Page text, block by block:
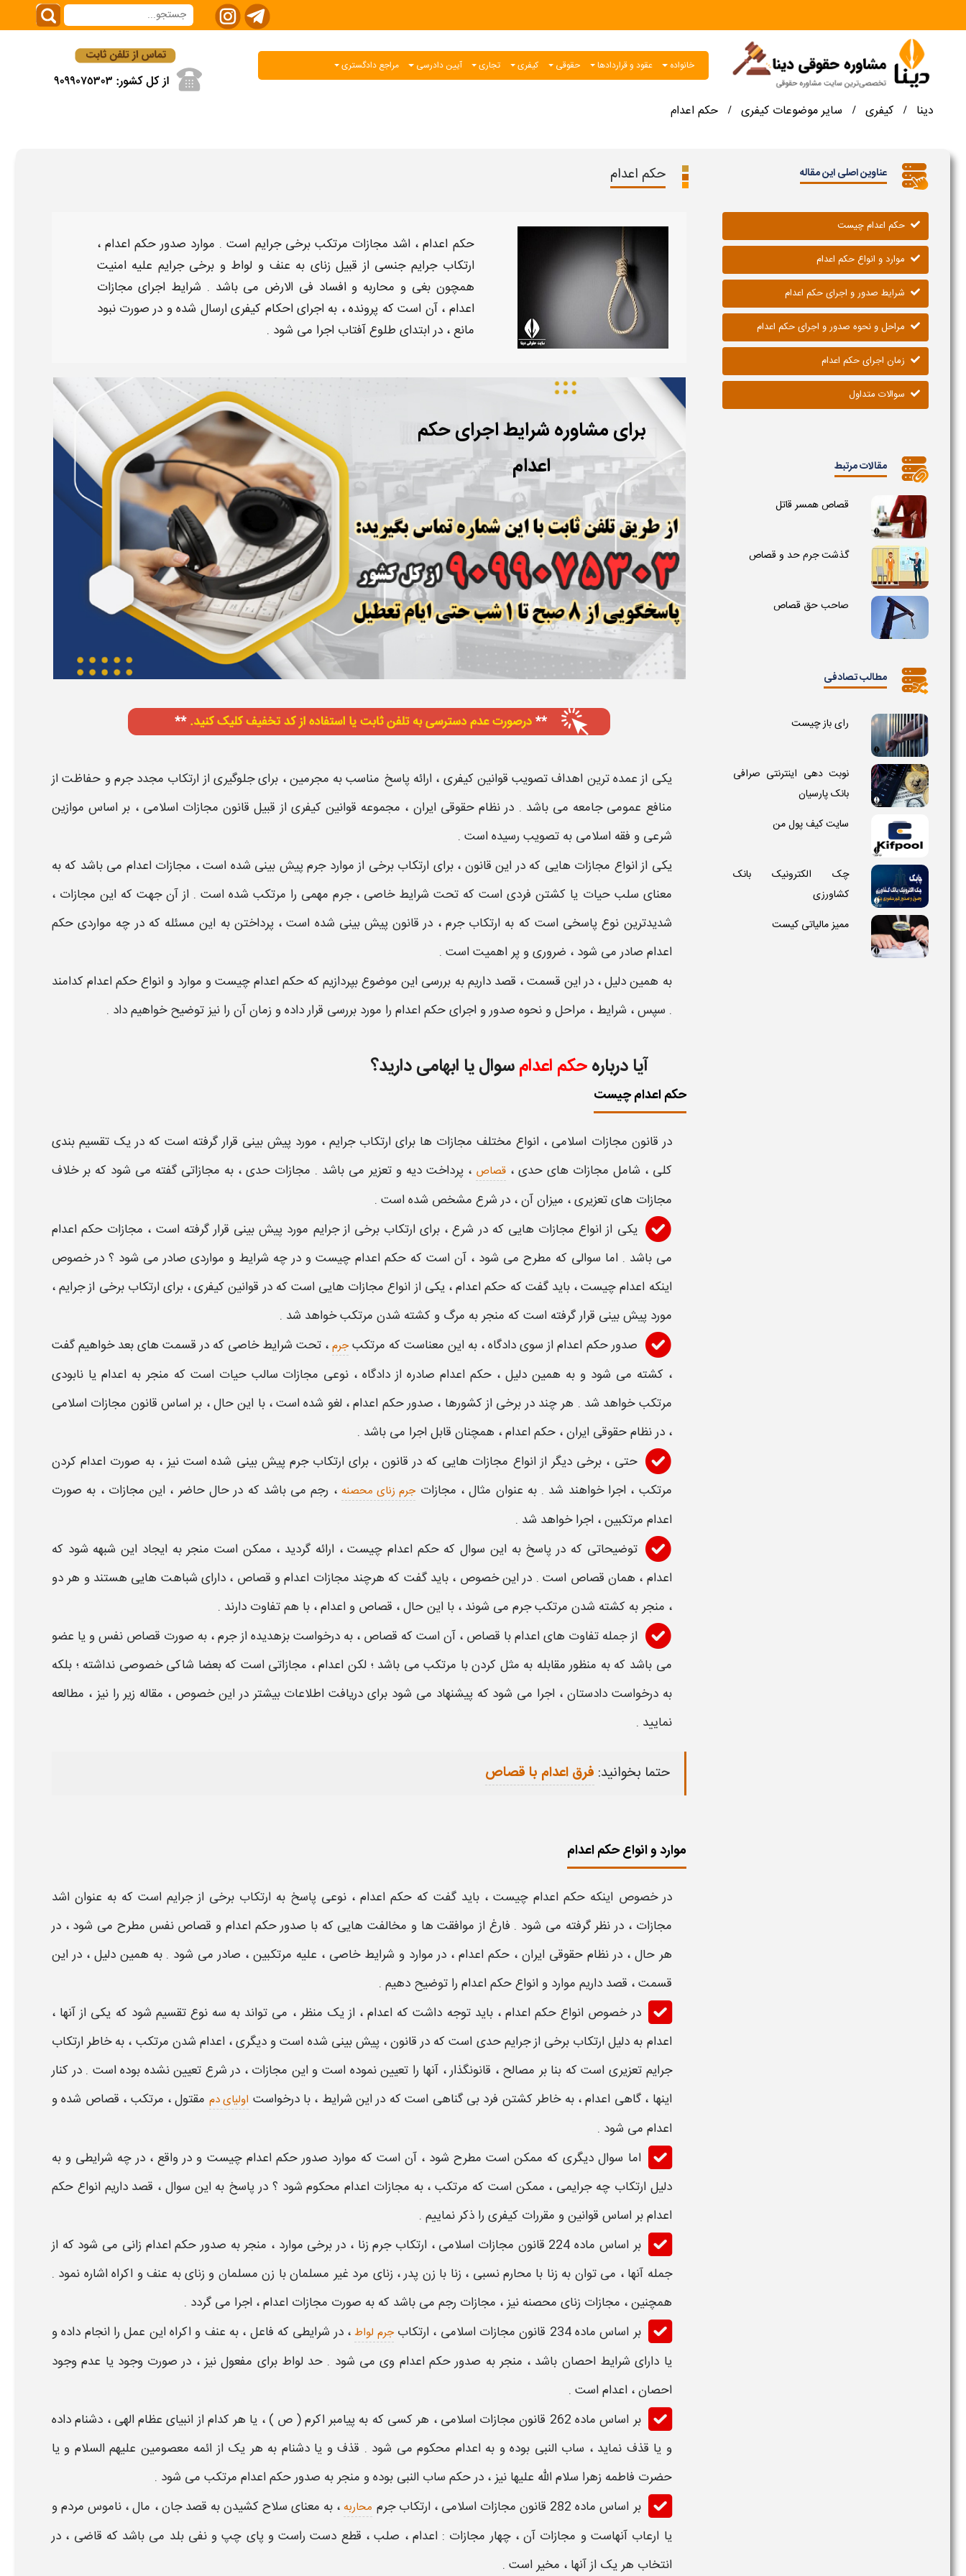
خانواده عقود و قراردادها حقوقی کیفری تجاری آیین دادرسی مراجع دادگستری
دینا / کیفری / سایر موضوعات کیفری / حکم اعدام
حکم اعدام
حکم اعدام، اشد مجازات مرتکب برخی جرایم است . موارد صدور حکم اعدام ،
ارتکاب جرایم جنسی از قبیل زنای به عنف و لواط و برخیجرایم علیه امنیت
همچون بغی و محاربه و افساد فی الارض می باشد . شرایط اجرای مجازات
اعدام ، آن است که پرونده ، به اجرایاحکام کیفری ارسال شده و در صورت نبود
مانع ، در ابتدای طلوع آفتاباجرا می شود .
برای مشاوره شرایط اجرای حکم
اعدام
یکی از عمده ترین اهداف تصویب قوانین کیفری ، ارائه پاسخ مناسب به مجرمین ، برای جلوگیری از ارتکاب مجددجرمو حفاظت از
منافع عمومی جامعه می باشد . در نظام حقوقی ایران ، مجموعه قوانین کیفری از قبیل قانون مجازاتاسلامی ، بر اساس موازین
شرعی و فقه اسلامی به تصویب رسیده است .
یکی از انواع مجازات هایی که در این قانون ، برای ارتکاب برخی ازموارد جرمپیش بینی شده است ، مجازات اعدام می باشد که به
معنای سلب حیات یا کشتن فردی است که تحت شرایطخاصی ،جرم مهمی را مرتکب شده است . از آن جهت که این مجازات ،
شدیدترین نوع پاسخی است که به ارتکابجرم، در قانون پیش بینی شده است ، پرداختن به این مسئله کهدر چه مواردی حکم
اعدام صادر می شود ، ضروری و پر اهمیت است .
به همین دلیل ، در این قسمت ، قصد داریم به بررسی این موضوع بپردازیم کهحکم اعدام چیستو موارد و انواع حکم اعدام کدامند
. سپس ، شرایط ، مراحل و نحوه صدور و اجرای حکم اعدام را مورد بررسی قرار داده و زمانآن را نیز توضیح خواهیم داد .
آیا دربارهحکم اعدامسوال یا ابهامی دارید؟
حکم اعدام چیست
در قانون مجازات اسلامی ، انواع مختلف مجازات ها برای ارتکابجرایم ، مورد پیش بینی قرار گرفته است که در یک تقسیم بندی
کلی ، شامل مجازات های حدی ،قصاص ، پرداختدیه و تعزیر می باشد . مجازاتحدی ، به مجازاتیگفته می شود که بر خلاف
مجازات های تعزیری ، میزانآن ، در شرع مشخص شده است .
یکی ازانواع مجازات هایی که در شرع ، برای ارتکاب برخی ازجرایم مورد پیش بینی قرار گرفته است ، مجازات حکم اعدام
می باشد . اما سوالی که مطرح می شود ، آن است که حکم اعدام چیستودر چه شرایط و مواردی صادر می شود ؟ در خصوص
اینکه اعدام چیست، باید گفت که حکم اعدام، یکی ازانواع مجازات هایی است که در قوانین کیفری ، برای ارتکاب برخی از جرایم ،
مورد پیش بینی قرار گرفته است که منجر به مرگ و کشته شدن مرتکب خواهد شد .
صدور حکم اعدام از سوی دادگاه، به این معناست که مرتکبجرم، تحت شرایطخاصی که در قسمت های بعد خواهیم گفت
، کشته می شود و به همین دلیل ، حکم اعدام صادره از دادگاه، نوعی مجازات سالب حیات است که منجر بهاعدامیا نابودی
مرتکب خواهد شد . هر چند در برخی از کشورها ، صدور حکم اعدام، لغو شده است ، با این حال ، بر اساس قانون مجازات اسلامی
، در نظام حقوقی ایران ،حکم اعدام، همچنان قابلاجرا می باشد .
حتی ، برخی دیگر ازانواع مجازات هایی که در قانون ، برای ارتکاب جرم پیش بینی شده است نیز ، به صورت اعدام کردن
مرتکب ، اجرا خواهند شد . به عنوان مثال ، مجازاتجرم زنای محصنه ، رجم می باشد که در حال حاضر ، این مجازات، به صورت
اعدام مرتکبین ، اجرا خواهد شد .
توضیحاتی که در پاسخ به این سوال کهحکم اعدام چیست، ارائه گردید ، ممکن است منجر به ایجاد این شبهه شود که
اعدام ، همان قصاص است . در این خصوص ، باید گفت که هرچند مجازات اعدام و قصاص ، دارای شباهت هایی هستند و هر دو
، منجر به کشته شدن مرتکب جرم می شوند ، با این حال ، قصاص و اعدام، با هم تفاوت دارند .
از جمله تفاوت های اعدام با قصاص ، آن است که قصاص، به درخواست بزهدیده از جرم ، به صورت قصاص نفس و یا عضو
می باشد که به منظور مقابله به مثل کردن با مرتکب می باشد ؛ لکن اعدام، مجازاتیاست که بعضا شاکی خصوصی نداشته ؛ بلکه
به درخواست دادستان ، اجرا می شود که پیشنهاد می شود برای دریافت اطلاعات بیشتر در این خصوص ، مقاله زیر را نیز ، مطالعه
نمایید .
حتما بخوانید: فرق اعدام با قصاص
موارد و انواع حکم اعدام
در خصوص اینکه حکم اعدام چیست ، باید گفت که حکم اعدام، نوعی پاسخ به ارتکاب برخی از جرایم است که به عنوان اشد
مجازات، در نظر گرفته می شود . فارغ از موافقت ها و مخالفت هایی که با صدورحکم اعدام و قصاص نفس مطرح می شود ، در
هر حال ، در نظام حقوقی ایران ، حکم اعدام ، درموارد و شرایط خاصی ، علیه مرتکبین ، صادر می شود . به همین دلیل ، در این
قسمت ، قصد داریم موارد و انواع حکم اعدام را توضیح دهیم .
در خصوص انواع حکم اعدام، باید توجه داشت که اعدام ، از یک منظر ، می تواند به سهنوعتقسیم شود که یکی از آنها ،
اعدام به دلیل ارتکاب برخی ازجرایمحدی است که در قانون ، پیش بینی شده است و دیگری ،اعدام شدن مرتکب ، به خاطر ارتکاب
جرایمتعزیری است که بنا بر مصالح ، قانونگذار ، آنها را تعیین نموده است و این مجازات، در شرع تعیین نشده بوده است . در کنار
اینها ، گاهی اعدام، به خاطر کشتن فرد بی گناهی است که در این شرایط ، با درخواست اولیای دم مقتول ، مرتکب ، قصاص شده و
اعدام می شود .
اما سوال دیگری که ممکن است مطرح شود ، آن است که موارد صدور حکم اعدام چیست و در واقع ، در چه شرایطی و به
دلیل ارتکاب چهجرایمی ، ممکن است که مرتکب ، به مجازات اعدام محکوم شود ؟ در پاسخ به این سوال ، قصد داریم انواع حکم
اعدامبر اساس قوانین و مقررات کیفری را ذکر نماییم .
بر اساس ماده 224 قانون مجازات اسلامی ، ارتکاب جرم زنا ، در برخی
موارد ، منجر به صدور حکم اعدام زانی می شود که از
جمله آنها ، می توان به زنا با محارم نسبی ، زنا با زن پدر ، زنای مرد غیر مسلمان با زن مسلمان و زنای به عنف و اکراه اشاره نمود .
همچنین ، مجازات زنای محصنه نیز ، مجازات رجم می باشد که به صورت مجازات اعدام، اجرا می گردد .
بر اساس ماده 234 قانون
مجازاتاسلامی ، ارتکابجرم لواط، در شرایطی که فاعل ، به عنف و اکراه این عمل را انجام داده و
یا دارای شرایطاحصان باشد ، منجر به صدور حکم اعدام وی می شود . حد لواط برای مفعول نیز ، در صورت وجود یا عدم وجود
احصان ، اعدام است .
بر اساس ماده 262 قانون
مجازاتاسلامی ، هر کسی که به پیامبر اکرم ( ص ) ، یا هر کدام از انبیای عظام الهی ، دشنام داده
و یا قذف نماید ، ساب النبی بوده و بهاعدام محکوم می شود . قذف و یا دشنام به هر یک از ائمه معصومین علیهم السلام و یا
حضرت فاطمه زهرا سلام الله علیها نیز ، درحکم ساب النبی بوده و منجر به صدورحکم اعدام مرتکب می شود .
بر اساس ماده 282 قانون مجازات اسلامی ، ارتکاب جرم
محاربه، به معنای سلاح کشیدن به قصد جان ، مال ، ناموس مردم و
یا ارعاب آنهاست و مجازات آن ، چهار مجازات : اعدام، صلب ، قطع دست راست و پای چپ و نفی بلد می باشد که قاضی ، در
انتخاب هر یک از آنها ، مخیر است .
عناوین اصلی این مقاله
حکم اعدام چیست
موارد و انواع حکم اعدام
شرایط صدور و اجرای حکم اعدام
مراحل و نحوه صدور و اجرای حکم اعدام
زمان اجرای حکم اعدام
سوالات متداول
مقالات مرتبط
قصاص همسر قاتل
گذشت جرم حد و قصاص
صاحب حق قصاص
مطالب تصادفی
رای باز چیست
نوبت دهی اینترنتی صرافی
بانک پارسیان
سایت کیف پول من
چک الکترونیک بانک
کشاورزی
ممیز مالیاتی کیست